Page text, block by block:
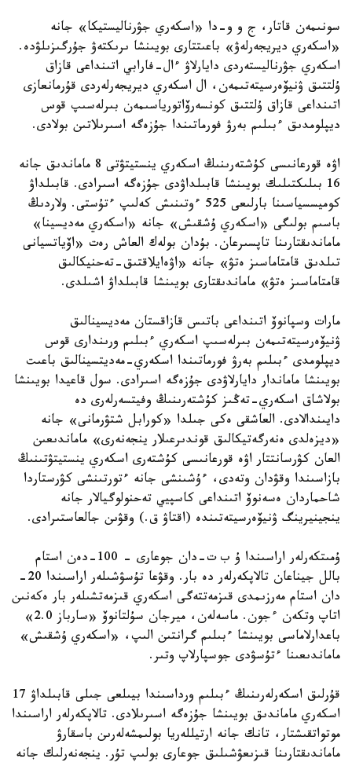
سونىمەن قاتار، ج و و-دا «اسكەري جۋرناليستيكا» جانە
«اسكەري ديريجەرلەۋ» باعىتتارى بويىنشا ىرىكتەۋ جۇرگىزىلۋدە.
اسكەري جۋرناليستەردى دايارلاۋ ءال-فارابي اتىنداعى قازاق
ۇلتتىق ۋنيۆەرسيتەتىمەن، ال اسكەري ديريجەرلەردى قۇرمانعازى
اتىنداعى قازاق ۇلتتىق كونسەرۆاتورياسىمەن بىرلەسىپ قوس
ديپلومدىق ءبىلىم بەرۋ فورماتىندا جۇزەگە اسىرىلاتىن بولادى.
اۋە قورعانىسى كۇشتەرىنىڭ اسكەري ينستيتۋتى 8 ماماندىق جانە
16 بىلىكتىلىك بويىنشا قابىلداۋدى جۇزەگە اسىرادى. قابىلداۋ
كوميسسياسىنا بارلىعى 525 ءوتىنىش كەلىپ ءتۇستى. ولاردىڭ
باسىم بولىگى «اسكەري ۇشقىش» جانە «اسكەري مەديسينا»
ماماندىقتارىنا تاپسىرعان. بۇدان بولەك العاش رەت «اۆياتسيانى
تىلدىق قامتاماسىز ەتۋ» جانە «اۋەايلاقتىق-تەحنيكالىق
قامتاماسىز ەتۋ» ماماندىقتارى بويىنشا قابىلداۋ اشىلدى.
مارات وسپانوۆ اتىنداعى باتىس قازاقستان مەديسينالىق
ۋنيۆەرسيتەتىمەن بىرلەسىپ اسكەري ءبىلىم ورىندارى قوس
ديپلومدى ءبىلىم بەرۋ فورماتىندا اسكەري-مەديتسينالىق باعىت
بويىنشا ماماندار دايارلاۋدى جۇزەگە اسىرادى. سول قاعيدا بويىنشا
بولاشاق اسكەري-تەڭىز كۇشتەرىنىڭ وفيتسەرلەرى دە
دايىندالادى. العاشقى ەكى جىلدا «كورابل شتۋرمانى» جانە
«ديزەلدى ەنەرگەتيكالىق قوندىرعىلار ينجەنەرى» ماماندىعىن
العان كۋرسانتتار اۋە قورعانىسى كۇشتەرى اسكەري ينستيتۋتىنىڭ
بازاسىندا وقۋدان وتەدى، ءۇشىنشى جانە ءتورتىنشى كۋرستاردا
شاحماردان ەسەنوۆ اتىنداعى كاسپيي تەحنولوگيالار جانە
ينجينيرينگ ۋنيۆەرسيتەتىندە (اقتاۋ ق.) وقۋىن جالعاستىرادى.
ۇمىتكەرلەر اراسىندا ۇ ب ت-دان جوعارى – 100-دەن استام
بالل جيناعان تالاپكەرلەر دە بار. وقۋعا تۇسۋشىلەر اراسىندا 20-
دان استام مەرزىمدى قىزمەتتەگى اسكەري قىزمەتشىلەر بار ەكەنىن
اتاپ وتكەن ءجون. ماسەلەن، ميرجان سۇلتانوۆ «سارباز 2.0»
باعدارلاماسى بويىنشا ءبىلىم گرانتىن الىپ، «اسكەري ۇشقىش»
ماماندىعىنا ءتۇسۋدى جوسپارلاپ وتىر.
قۇرلىق اسكەرلەرىنىڭ ءبىلىم ورداسىندا بيىلعى جىلى قابىلداۋ 17
اسكەري ماماندىق بويىنشا جۇزەگە اسىرىلادى. تالاپكەرلەر اراسىندا
موتواتقىشتار، تانك جانە ارتيللەريا بولىمشەلەرىن باسقارۋ
ماماندىقتارىنا قىزىعۋشىلىق جوعارى بولىپ تۇر. ينجەنەرلىك جانە